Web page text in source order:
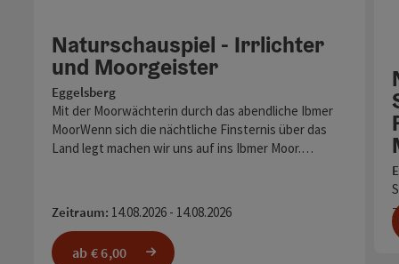
Naturschauspiel - Irrlichter
und Moorgeister
Eggelsberg
Mit der Moorwächterin durch das abendliche Ibmer
MoorWenn sich die nächtliche Finsternis über das
Land legt machen wir uns auf ins Ibmer Moor.…
Zeitraum: 14.08.2026 - 14.08.2026
ab € 6,00